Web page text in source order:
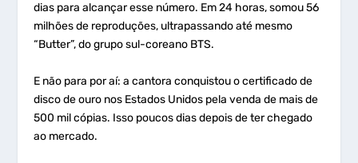
dias para alcançar esse número. Em 24 horas, somou 56
milhões de reproduções, ultrapassando até mesmo
“Butter”, do grupo sul-coreano BTS.
E não para por aí: a cantora conquistou o certificado de
disco de ouro nos Estados Unidos pela venda de mais de
500 mil cópias. Isso poucos dias depois de ter chegado
ao mercado.